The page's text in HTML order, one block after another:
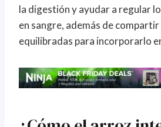
la digestión y ayudar a regular
en sangre, además de
equilibradas para incorporarlo